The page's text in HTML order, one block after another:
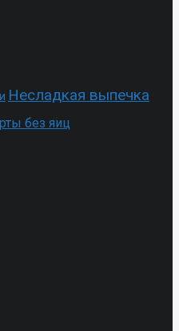
Несладкая выпечка
без яиц